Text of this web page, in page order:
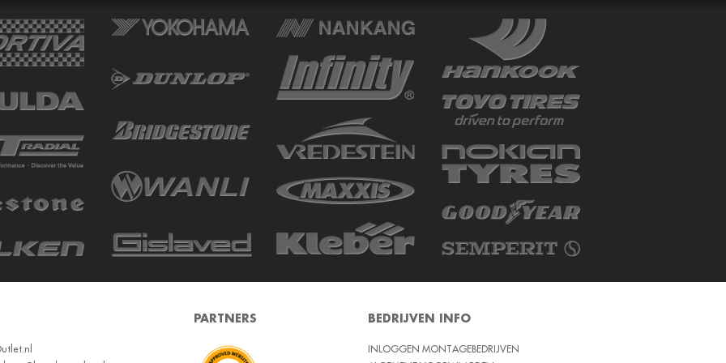
PARTNERS BEDRIJVEN INFO
INLOGGEN MONTAGEBEDRIJVEN